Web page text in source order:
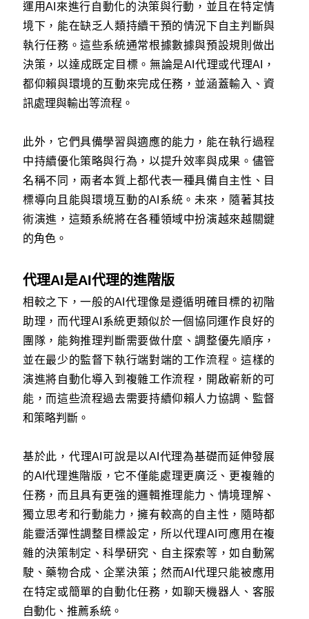
運用AI來進行自動化的決策與行動，並且在特定情
境下，能在缺乏人類持續干預的情況下自主判斷與
執行任務。這些系統通常根據數據與預設規則做出
決策，以達成既定目標。無論是AI代理或代理AI，
都仰賴與環境的互動來完成任務，並涵蓋輸入、資
訊處理與輸出等流程。
此外，它們具備學習與適應的能力，能在執行過程
中持續優化策略與行為，以提升效率與成果。儘管
名稱不同，兩者本質上都代表一種具備自主性、目
標導向且能與環境互動的AI系統。未來，隨著其技
術演進，這類系統將在各種領域中扮演越來越關鍵
的角色。
代理AI是AI代理的進階版
相較之下，一般的AI代理像是遵循明確目標的初階
助理，而代理AI系統更類似於一個協同運作良好的
團隊，能夠推理判斷需要做什麼、調整優先順序，
並在最少的監督下執行端對端的工作流程。這樣的
演進將自動化導入到複雜工作流程，開啟嶄新的可
能，而這些流程過去需要持續仰賴人力協調、監督
和策略判斷。
基於此，代理AI可說是以AI代理為基礎而延伸發展
的AI代理進階版，它不僅能處理更廣泛、更複雜的
任務，而且具有更強的邏輯推理能力、情境理解、
獨立思考和行動能力，擁有較高的自主性，隨時都
能靈活彈性調整目標設定，所以代理AI可應用在複
雜的決策制定、科學研究、自主探索等，如自動駕
駛、藥物合成、企業決策；然而AI代理只能被應用
在特定或簡單的自動化任務，如聊天機器人、客服
自動化、推薦系統。